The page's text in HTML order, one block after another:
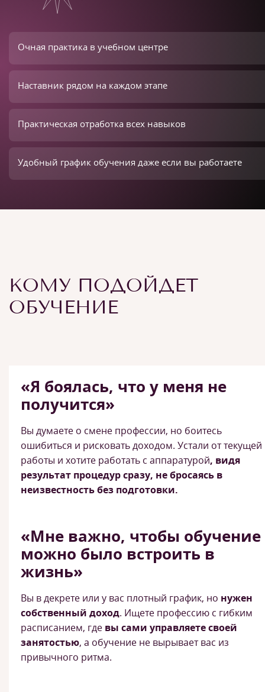
Очная практика в учебном центре
Наставник рядом на каждом этапе
Практическая отработка всех навыков
Удобный график обучения даже если вы работаете
КОМУ ПОДОЙДЕТ
ОБУЧЕНИЕ
«Я боялась, что у меня не
получится»
Вы думаете о смене профессии, но боитесь
ошибиться и рисковать доходом. Устали от текущей
работы и хотите работать с аппаратурой, видя
результат процедур сразу, не бросаясь в
неизвестность без подготовки.
«Мне важно, чтобы обучение
можно было встроить в
жизнь»
Вы в декрете или у вас плотный график, но нужен
собственный доход. Ищете профессию с гибким
расписанием, где вы сами управляете своей
занятостью, а обучение не вырывает вас из
привычного ритма.